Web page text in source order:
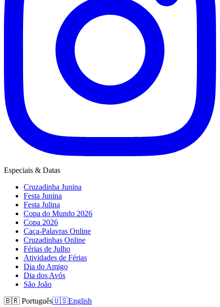
Especiais & Datas
Cruzadinha Junina
Festa Junina
Festa Julina
Copa do Mundo 2026
Copa 2026
Caça-Palavras Online
Cruzadinhas Online
Férias de Julho
Atividades de Férias
Dia do Amigo
Dia dos Avós
São João
🇧🇷 Português🇺🇸English